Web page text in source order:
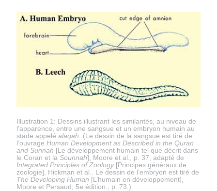
Illustration 1: Dessins illustrant les similarités, au niveau de
l’apparence, entre une sangsue et un embryon humain au
stade appelé alaqah . (Le dessin de la sangsue est tiré de
l’ouvrage Human Development as Described in the Quran
and Sunnah [Le développement humain tel que décrit dans
le Coran et la Sounnah], Moore et al., p. 37, adapté de
Integrated Principles of Zoology[Principes généraux de
zoologie], Hickman et al.. Le dessin de l’embryon est tiré de
The Developing Human [L’humain en développement],
Moore et Persaud, 5e édition., p. 73.)